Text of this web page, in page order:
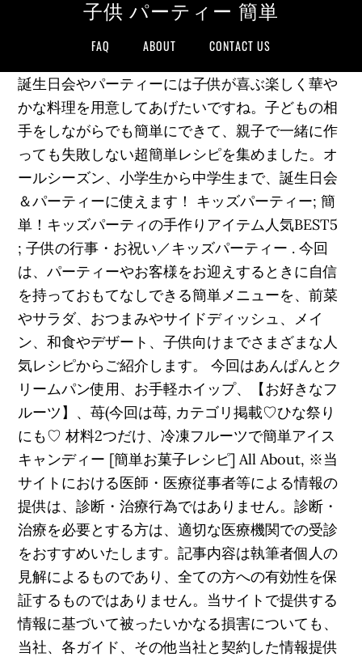
子供 パーティー 簡単
FAQ ABOUT CONTACT US
誕生日会やパーティーには子供が喜ぶ楽しく華や
かな料理を用意してあげたいですね。子どもの相
手をしながらでも簡単にできて、親子で一緒に作
っても失敗しない超簡単レシピを集めました。オ
ールシーズン、小学生から中学生まで、誕生日会
＆パーティーに使えます！ キッズパーティー; 簡
単！キッズパーティの手作りアイテム人気BEST5
; 子供の行事・お祝い／キッズパーティー . 今回
は、パーティーやお客様をお迎えするときに自信
を持っておもてなしできる簡単メニューを、前菜
やサラダ、おつまみやサイドディッシュ、メイ
ン、和食やデザート、子供向けまでさまざまな人
気レシピからご紹介します。 今回はあんぱんとク
リームパン使用、お手軽ホイップ、【お好きなフ
ルーツ】、苺(今回は苺, カテゴリ掲載♡ひな祭り
にも♡ 材料2つだけ、冷凍フルーツで簡単アイス
キャンディー [簡単お菓子レシピ] All About, ※当
サイトにおける医師・医療従事者等による情報の
提供は、診断・治療行為ではありません。診断・
治療を必要とする方は、適切な医療機関での受診
をおすすめいたします。記事内容は執筆者個人の
見解によるものであり、全ての方への有効性を保
証するものではありません。当サイトで提供する
情報に基づいて被ったいかなる損害についても、
当社、各ガイド、その他当社と契約した情報提供